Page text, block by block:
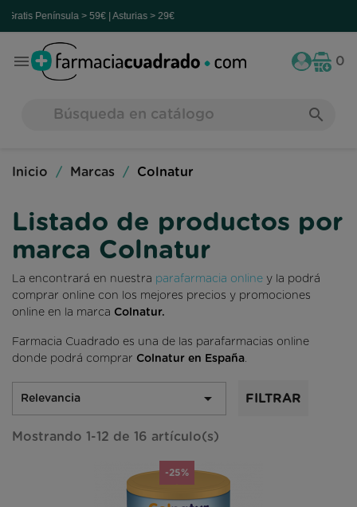
> 59€ | Asturias > 29€
 0
search
Inicio Marcas Colnatur
Listado de productos por
marca Colnatur
La encontrará en nuestra parafarmacia online y la podrá
comprar online con los mejores precios y promociones
online en la marca Colnatur.
Farmacia Cuadrado es una de las parafarmacias online
donde podrá comprar Colnatur en España.
Relevancia  FILTRAR
Mostrando 1-12 de 16 artículo(s)
-25%